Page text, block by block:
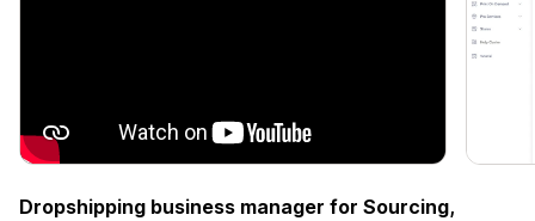
Dropshipping business manager for Sourcing,